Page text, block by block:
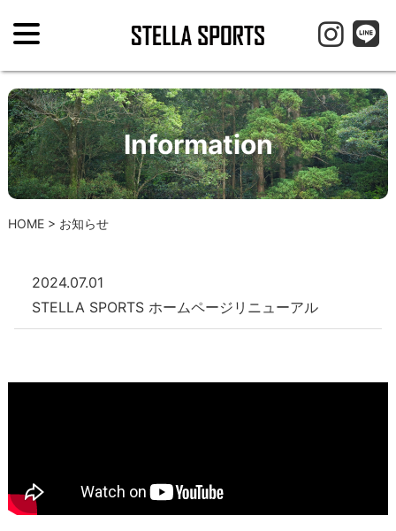
Information
HOME> お知らせ
2024.07.01
STELLA SPORTS ホームページリニューアル